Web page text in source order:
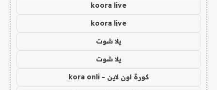
koora live
koora live
يلا شوت
يلا شوت
كورة اون لاين - kora onli